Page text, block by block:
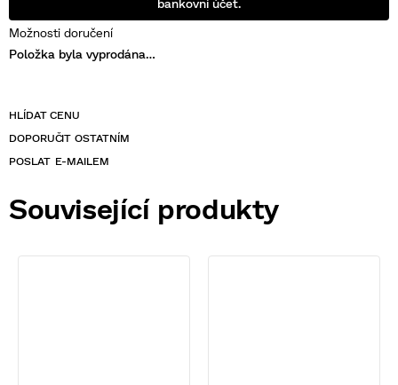
Možnosti doručení
Položka byla vyprodána…
POSLAT
bankovní účet.
Související produkty